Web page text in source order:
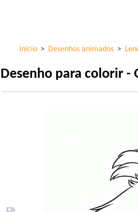
Início > Desenhos animados >
Desenho para colorir -